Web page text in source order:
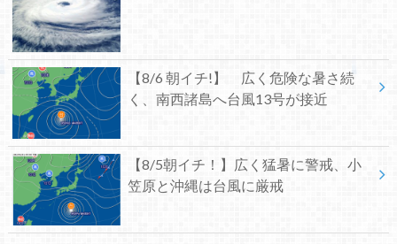
【8/6 朝イチ!】 広く危険な暑さ続
く、南西諸島へ台風13号が接近
【8/5朝イチ！】広く猛暑に警戒、小
笠原と沖縄は台風に厳戒